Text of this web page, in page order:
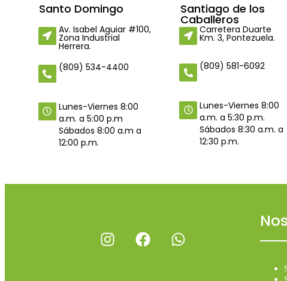
Santo Domingo
Av. Isabel Aguiar #100,
Zona Industrial
Herrera.
(809) 534-4400
Lunes-Viernes 8:00
a.m. a 5:00 p.m
Sábados 8:00 a.m a
12:00 p.m.
Santiago de los
Caballeros
Carretera Duarte
Km. 3, Pontezuela.
(809) 581-6092
Lunes-Viernes 8:00
a.m. a 5:30 p.m.
Sábados 8:30 a.m. a
12:30 p.m.